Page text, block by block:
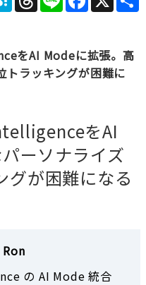
をAI Modeに拡張。高
トラッキングが困難に
をAI
ーソナライズ
グが困難になる
の AI Mode 統合